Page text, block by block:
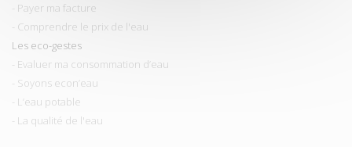
- Payer ma facture
- Comprendre le prix de l'eau
Les eco-gestes
- Evaluer ma consommation d’eau
- Soyons econ’eau
- L’eau potable
- La qualité de l'eau